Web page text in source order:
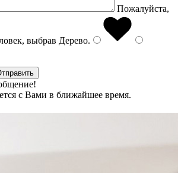
Пожалуйста,
выбрав Дерево.
с Вами в ближайшее время.